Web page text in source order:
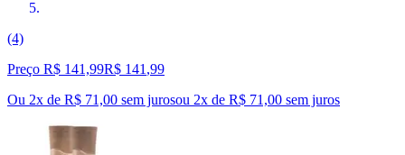
(4)
Preço R$ 141,99R$ 141,99
Ou 2x de R$ 71,00 sem jurosou 2x de R$ 71,00 sem juros